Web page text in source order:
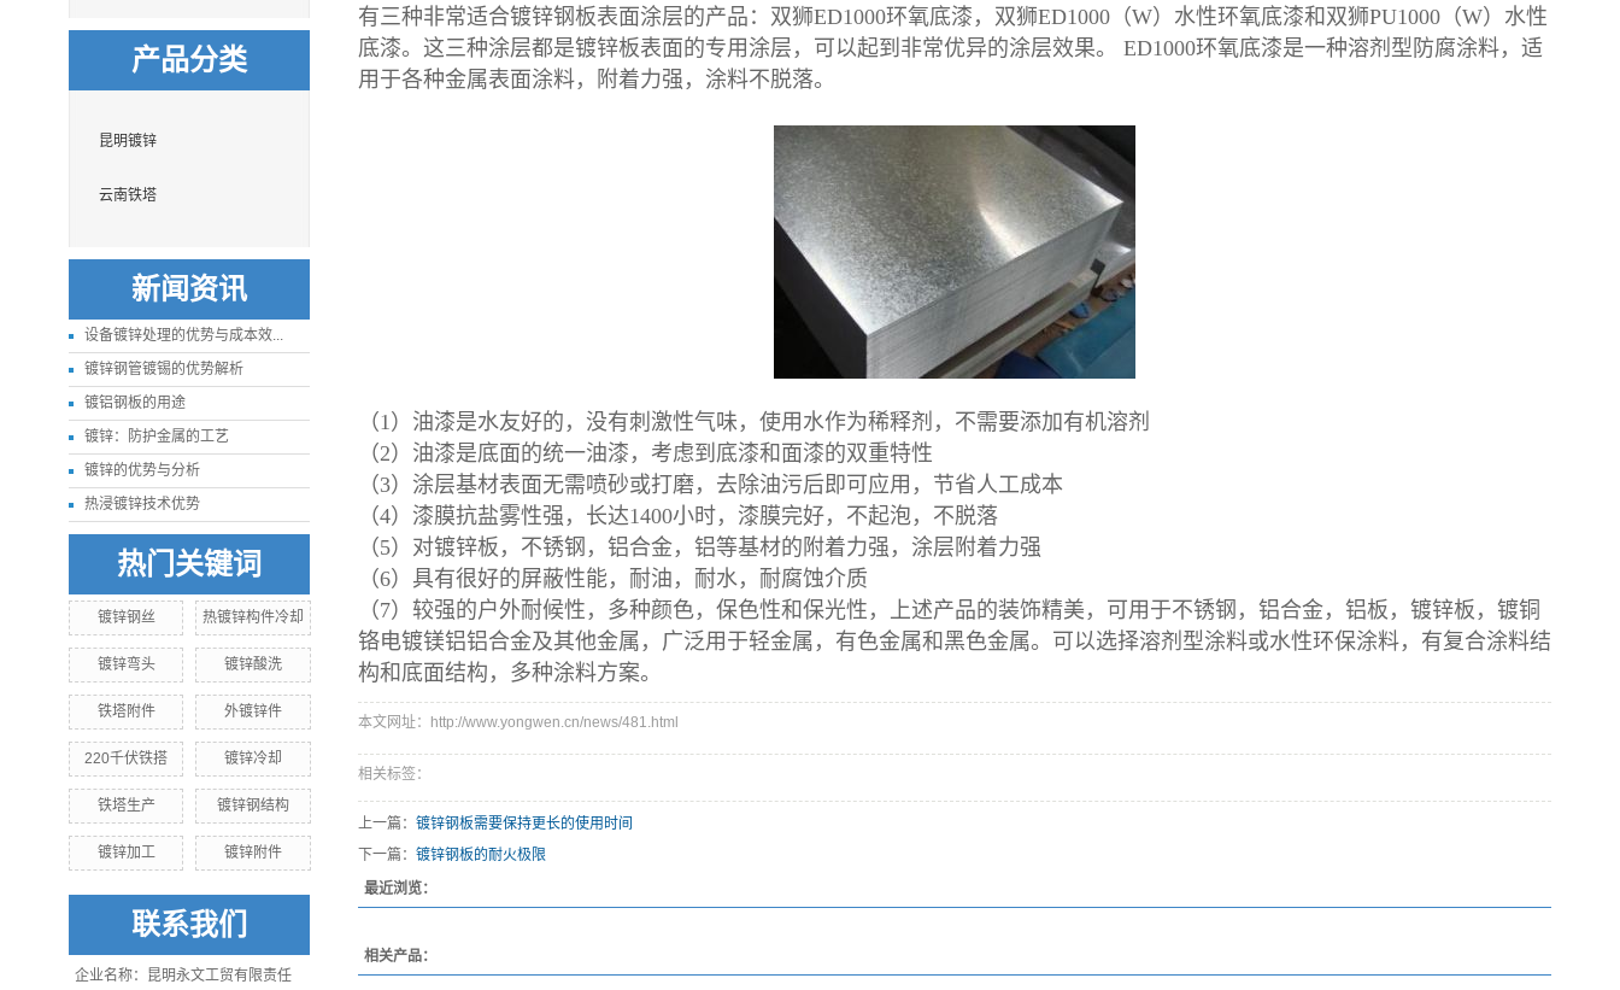
产品分类
昆明镀锌
云南铁塔
新闻资讯
设备镀锌处理的优势与成本效...
镀锌钢管镀锡的优势解析
镀铝钢板的用途
镀锌：防护金属的工艺
镀锌的优势与分析
热浸镀锌技术优势
热门关键词
镀锌钢丝 热镀锌构件冷却
镀锌弯头 镀锌酸洗
铁塔附件 外镀锌件
220千伏铁搭 镀锌冷却
铁塔生产 镀锌钢结构
镀锌加工 镀锌附件
联系我们
企业名称：昆明永文工贸有限责任
有三种非常适合镀锌钢板表面涂层的产品：双狮ED1000环氧底漆，双狮ED1000（W）水性环氧底漆和双狮PU1000（W）水性
底漆。这三种涂层都是镀锌板表面的专用涂层，可以起到非常优异的涂层效果。 ED1000环氧底漆是一种溶剂型防腐涂料，适
用于各种金属表面涂料，附着力强，涂料不脱落。
（1）油漆是水友好的，没有刺激性气味，使用水作为稀释剂，不需要添加有机溶剂
（2）油漆是底面的统一油漆，考虑到底漆和面漆的双重特性
（3）涂层基材表面无需喷砂或打磨，去除油污后即可应用，节省人工成本
（4）漆膜抗盐雾性强，长达1400小时，漆膜完好，不起泡，不脱落
（5）对镀锌板，不锈钢，铝合金，铝等基材的附着力强，涂层附着力强
（6）具有很好的屏蔽性能，耐油，耐水，耐腐蚀介质
（7）较强的户外耐候性，多种颜色，保色性和保光性，上述产品的装饰精美，可用于不锈钢，铝合金，铝板，镀锌板，镀铜
铬电镀镁铝铝合金及其他金属，广泛用于轻金属，有色金属和黑色金属。可以选择溶剂型涂料或水性环保涂料，有复合涂料结
构和底面结构，多种涂料方案。
本文网址：http://www.yongwen.cn/news/481.html
相关标签：
上一篇： 镀锌钢板需要保持更长的使用时间
下一篇： 镀锌钢板的耐火极限
最近浏览：
相关产品：